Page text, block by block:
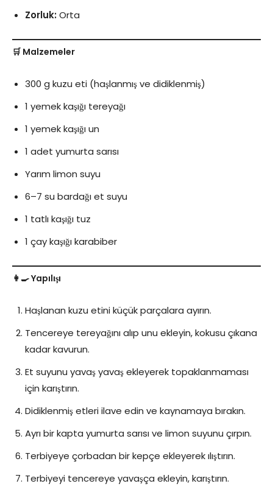
Zorluk:Orta
🛒 Malzemeler
300 g kuzu eti (haşlanmış ve didiklenmiş)
1 yemek kaşığı tereyağı
1 yemek kaşığı un
1 adet yumurta sarısı
Yarım limon suyu
6–7 su bardağı et suyu
1 tatlı kaşığı tuz
1 çay kaşığı karabiber
👩‍🍳 Yapılışı
Haşlanan kuzu etini küçük parçalara ayırın.
Tencereye tereyağını alıp unu ekleyin, kokusu çıkana
kadar kavurun.
Et suyunu yavaş yavaş ekleyerek topaklanmaması
için karıştırın.
Didiklenmiş etleri ilave edin ve kaynamaya bırakın.
Ayrı bir kapta yumurta sarısı ve limon suyunu çırpın.
Terbiyeye çorbadan bir kepçe ekleyerek ılıştırın.
Terbiyeyi tencereye yavaşça ekleyin, karıştırın.